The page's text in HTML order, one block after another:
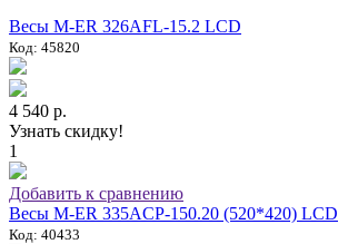
Весы M-ER 326AFL-15.2 LCD
Код: 45820
4 540 р.
Узнать скидку!
1
Добавить к сравнению
Весы M-ER 335ACP-150.20 (520*420) LCD
Код: 40433